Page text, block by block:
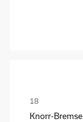
Knorr-Bremse